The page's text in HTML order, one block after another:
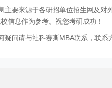
主要来源于各研招单位招生网及
信息作为参考。祝您考研成功！
疑问请与社科赛斯MBA联系，联系